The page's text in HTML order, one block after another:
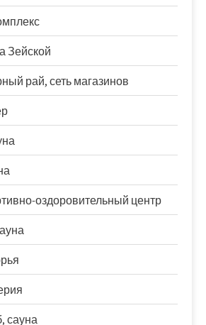
Зейской
рай, сеть магазинов
оздоровительный центр
сауна